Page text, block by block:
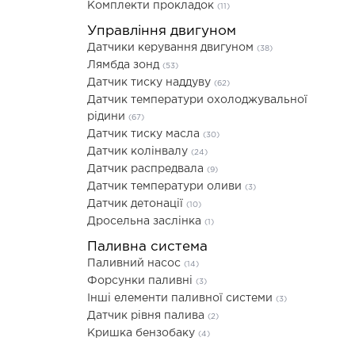
Комплекти прокладок (11)
Управління двигуном
Датчики керування двигуном (38)
Лямбда зонд (53)
Датчик тиску наддуву (62)
Датчик температури охолоджувальної
рідини (67)
Датчик тиску масла (30)
Датчик колінвалу (24)
Датчик распредвала (9)
Датчик температури оливи (3)
Датчик детонації (10)
Дросельна заслінка (1)
Паливна система
Паливний насос (14)
Форсунки паливні (3)
Інші елементи паливної системи (3)
Датчик рівня палива (2)
Кришка бензобаку (4)